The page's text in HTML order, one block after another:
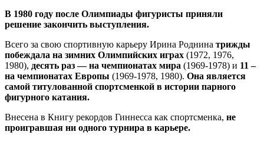
В 1980 году после Олимпиады фигуристы приняли
решение закончить выступления.
Всего за свою спортивную карьеру Ирина Роднина трижды
побеждала на зимних Олимпийских играх (1972, 1976,
1980), десять раз — на чемпионатах мира (1969-1978) и 11 –
на чемпионатах Европы (1969-1978, 1980). Она является
самой титулованной спортсменкой в истории парного
фигурного катания.
Внесена в Книгу рекордов Гиннесса как спортсменка, не
проигравшая ни одного турнира в карьере.